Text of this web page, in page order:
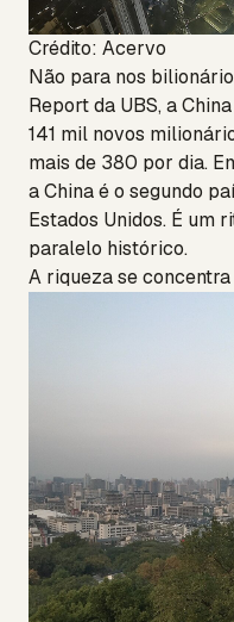
Crédito: Acervo
Não para nos
Report da UBS, a
141 mil novos
mais de 380 por dia.
a China é o segundo
Estados Unidos. É um
paralelo histórico.
A riqueza se